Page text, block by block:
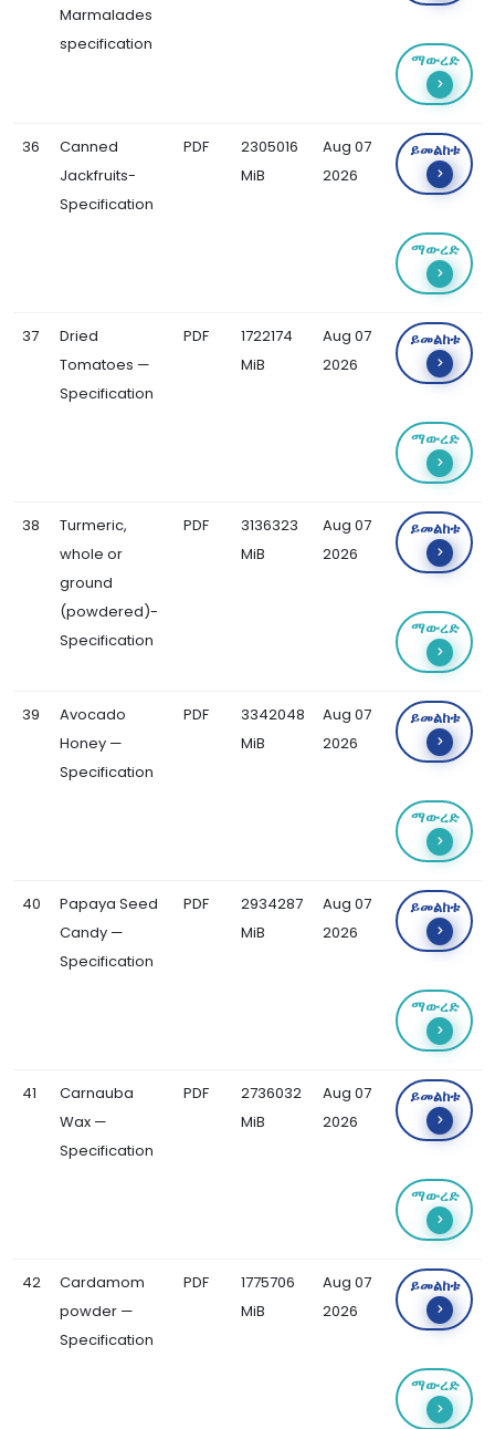
Marmalades
specification
ማውረድ
36
Canned
Jackfruits-
Specification
PDF
2305016
MiB
Aug 07
2026
ይመልከቱ
ማውረድ
37
Dried
Tomatoes —
Specification
PDF
1722174
MiB
Aug 07
2026
ይመልከቱ
ማውረድ
38
Turmeric,
whole or
ground
(powdered)-
Specification
PDF
3136323
MiB
Aug 07
2026
ይመልከቱ
ማውረድ
39
Avocado
Honey —
Specification
PDF
3342048
MiB
Aug 07
2026
ይመልከቱ
ማውረድ
40
Papaya Seed
Candy —
Specification
PDF
2934287
MiB
Aug 07
2026
ይመልከቱ
ማውረድ
41
Carnauba
Wax —
Specification
PDF
2736032
MiB
Aug 07
2026
ይመልከቱ
ማውረድ
42
Cardamom
powder —
Specification
PDF
1775706
MiB
Aug 07
2026
ይመልከቱ
ማውረድ